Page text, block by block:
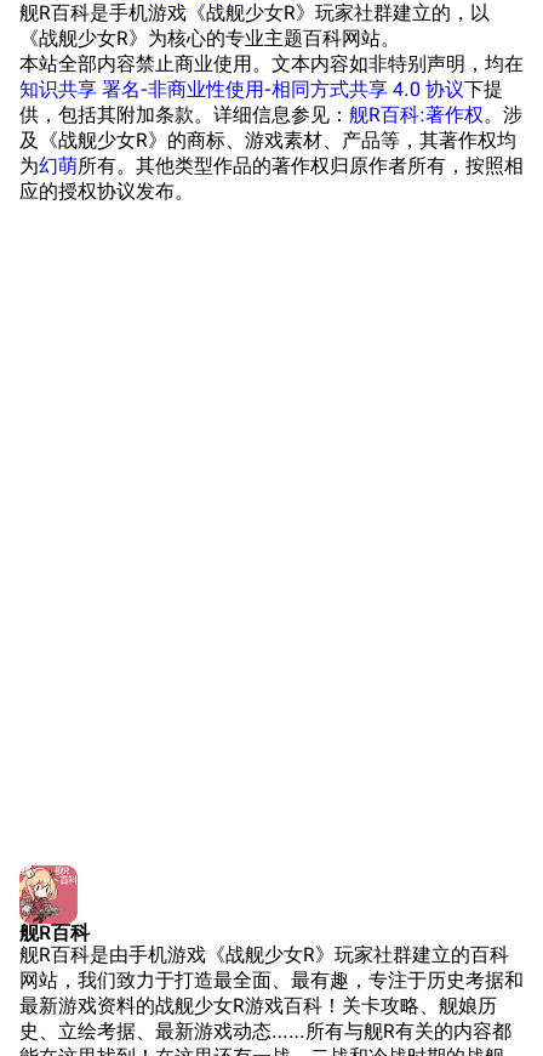
学院与战术
放映厅
战区支队基地
工程局
特别船坞
舰船造船厂一览
舰船归宿一览
舰名溯源
舰艇徽章与格言
Secret Projects论
坛
Shipbucket像素战
舰
战舰计划1900-
1950
美国海军历史手册
清除缓存
链入页面
舰R百科是手机游戏《战舰少女R》玩家社群建立的，以
《战舰少女R》为核心的专业主题百科网站。
本站全部内容禁止商业使用。文本内容如非特别声明，均在
知识共享 署名-非商业性使用-相同方式共享 4.0 协议下提
供，包括其附加条款。详细信息参见： 舰R百科:著作权。涉
及《战舰少女R》的商标、游戏素材、产品等，其著作权均
为幻萌所有。其他类型作品的著作权归原作者所有，按照相
应的授权协议发布。
舰R百科
舰R百科是由手机游戏《战舰少女R》玩家社群建立的百科
网站，我们致力于打造最全面、最有趣，专注于历史考据和
最新游戏资料的战舰少女R游戏百科！关卡攻略、舰娘历
史、立绘考据、最新游戏动态……所有与舰R有关的内容都